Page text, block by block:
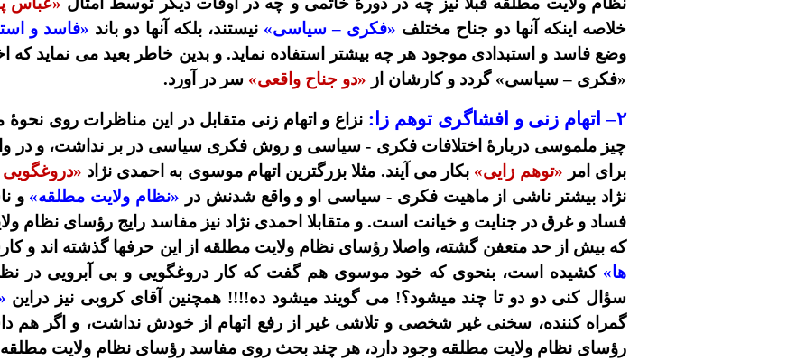
خلاصه اینکه آنها دو جناح مختلف «فکری – سیاسی» نیستند، بلکه آنها دو باند «فاسد و
وضع فاسد و استبدادی موجود هر چه بیشتر استفاده نماید. و بدین خاطر بعید می نماید
«فکری – سیاسی» گردد و کارشان از «دو جناح واقعی» سر در آورد.
۲– اتهام زنی و افشاگری توهم زا: نزاع و اتهام زنی متقابل در این مناظرات روی نحوۀ
چیز ملموسی دربارۀ اختلافات فکری - سیاسی و روش فکری سیاسی در بر نداشت، و در واقع
برای امر «توهم زایی» بکار می آیند. مثلا بزرگترین اتهام موسوی به احمدی نژاد «دروغگویی
نژاد بیشتر ناشی از ماهیت فکری - سیاسی او و واقع شدنش در «نظام ولایت مطلقه» و
فساد و غرق در جنایت و خیانت است. و متقابلا احمدی نژاد نیز مفاسد رایج رؤسای نظام
که بیش از حد متعفن گشته، واصلا رؤسای نظام ولایت مطلقه از این حرفها گذشته اند و
ها» کشیده است، بنحوی که خود موسوی هم گفت که کار دروغگویی و بی آبرویی در
سؤال کنی دو دو تا چند میشود؟! می گویند میشود ده!!!! همچنین آقای کروبی نیز دراین
گمراه کننده، سخنی غیر شخصی و تلاشی غیر از رفع اتهام از خودش نداشت، و اگر هم
رؤسای نظام ولایت مطلقه وجود دارد، هر چند بحث روی مفاسد رؤسای نظام ولایت